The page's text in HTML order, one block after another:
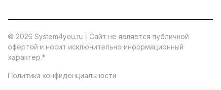
© 2026 System4you.ru | Cайт не является публичной
офертой и носит исключительно информационный
характер.*
Политика конфиденциальности